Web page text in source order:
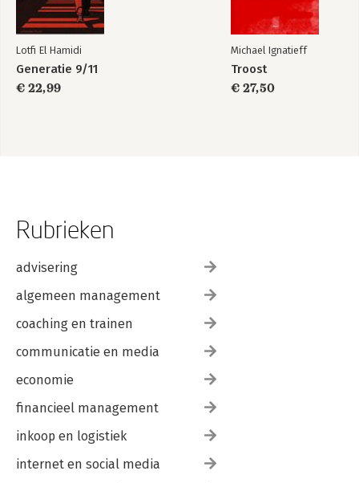
Lotfi El Hamidi
Generatie 9/11
€ 22,99
Michael Ignatieff
Troost
€ 27,50
Rubrieken
advisering
algemeen management
coaching en trainen
communicatie en media
economie
financieel management
inkoop en logistiek
internet en social media